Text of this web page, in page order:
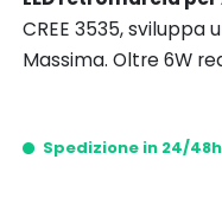
CREE 3535, sviluppa
Massima. Oltre 6W
Spedizione in 24/